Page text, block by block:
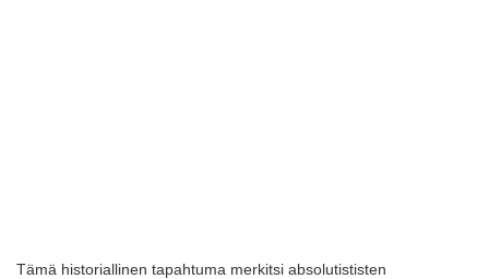
Tämä historiallinen tapahtuma merkitsi absolutististen